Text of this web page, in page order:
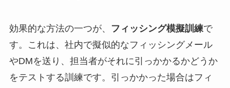
効果的な方法の一つが、 フィッシング模擬訓練で
す。これは、社内で擬似的なフィッシングメール
やDMを送り、担当者がそれに引っかかるかどうか
をテストする訓練です。引っかかった場合はフィ